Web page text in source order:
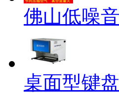
佛山低噪
桌面型键